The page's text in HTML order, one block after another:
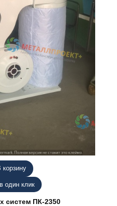
корзину
один клик
систем ПК-2350